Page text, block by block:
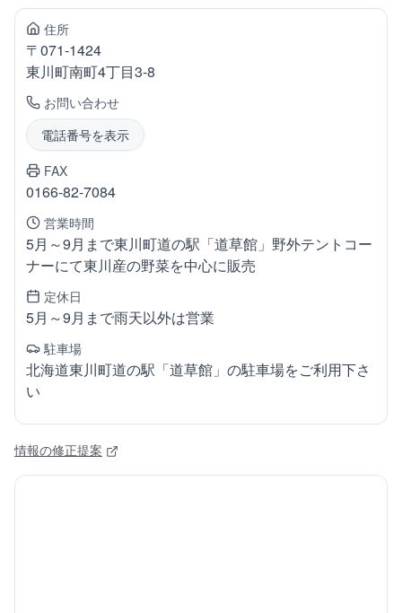
住所
〒071-1424
東川町南町4丁目3-8
お問い合わせ
電話番号を表示
FAX
0166-82-7084
営業時間
5月～9月まで東川町道の駅「道草館」野外テントコー
ナーにて東川産の野菜を中心に販売
定休日
5月～9月まで雨天以外は営業
駐車場
北海道東川町道の駅「道草館」の駐車場をご利用下さ
い
情報の修正提案